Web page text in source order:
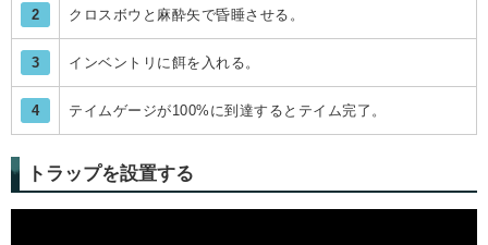
2 クロスボウと麻酔矢で昏睡させる。
3 インベントリに餌を入れる。
4 テイムゲージが100%に到達するとテイム完了。
トラップを設置する